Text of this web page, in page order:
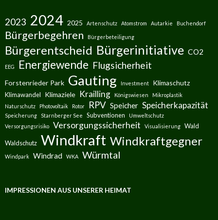
2023 2024 2025 Artenschutz Atomstrom Autarkie Buchendorf
Bürgerbegehren Bürgerbeteiligung
Bürgerentscheid Bürgerinitiative CO2
EEG Energiewende Flugsicherheit
Forstenrieder Park Gauting Investment Klimaschutz
Klimawandel Klimaziele Krailling Königswiesen
Mikroplastik
Naturschutz
Photovoltaik Rotor RPV Speicher Speicherkapazität
Speicherung Starnberger See Subventionen
Umweltschutz
Versorgungsrisiko
Versorgungssicherheit Visualisierung Wald
Waldschutz Windkraft Windkraftgegner
Windpark Windrad WKA Würmtal
IMPRESSIONEN AUS UNSERER HEIMAT